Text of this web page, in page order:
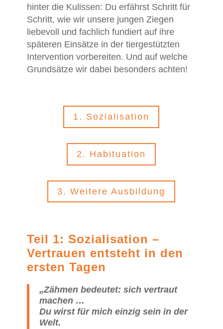
hinter die Kulissen: Du erfährst Schritt für
Schritt, wie wir unsere jungen Ziegen
liebevoll und fachlich fundiert auf ihre
späteren Einsätze in der tiergestützten
Intervention vorbereiten. Und auf welche
Grundsätze wir dabei besonders achten!
1. Sozialisation
2. Habituation
3. Weitere Ausbildung
Teil 1: Sozialisation –
Vertrauen entsteht in den
ersten Tagen
„Zähmen bedeutet: sich vertraut
machen …
Du wirst für mich einzig sein in der
Welt.